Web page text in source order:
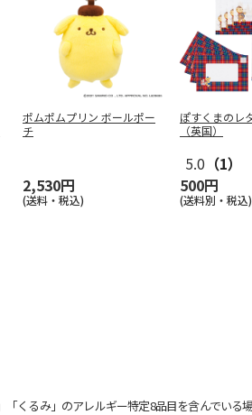
ポムポムプリン ボールポー
チ
2,530円
(送料・税込)
ぽすくまのレ
（英国）
5.0 （1）
500円
(送料別・税込)
くるみ」のアレルギー特定8品目を含んでいる